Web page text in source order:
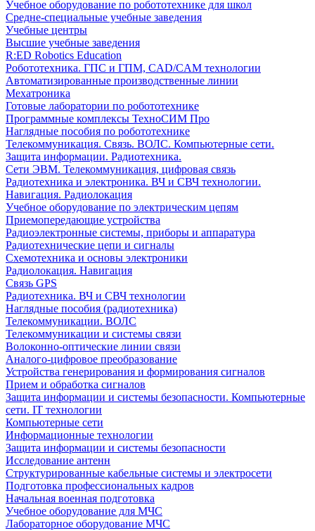
Учебное оборудование по робототехнике для школ
Средне-специальные учебные заведения
Учебные центры
Высшие учебные заведения
R:ED Robotics Education
Робототехника. ГПС и ГПМ, CAD/CAM технологии
Автоматизированные производственные линии
Мехатроника
Готовые лаборатории по робототехнике
Программные комплексы ТехноСИМ Про
Наглядные пособия по робототехнике
Телекоммуникация. Связь. ВОЛС. Компьютерные сети.
Защита информации. Радиотехника.
Сети ЭВМ. Телекоммуникация, цифровая связь
Радиотехника и электроника. ВЧ и СВЧ технологии.
Навигация. Радиолокация
Учебное оборудование по электрическим цепям
Приемопередающие устройства
Радиоэлектронные системы, приборы и аппаратура
Радиотехнические цепи и сигналы
Схемотехника и основы электроники
Радиолокация. Навигация
Связь GPS
Радиотехника. ВЧ и СВЧ технологии
Наглядные пособия (радиотехника)
Телекоммуникации. ВОЛС
Телекоммуникации и системы связи
Волоконно-оптические линии связи
Аналого-цифровое преобразование
Устройства генерирования и формирования сигналов
Прием и обработка сигналов
Защита информации и системы безопасности. Компьютерные
сети. IT технологии
Компьютерные сети
Информационные технологии
Защита информации и системы безопасности
Исследование антенн
Структурированные кабельные системы и электросети
Подготовка профессиональных кадров
Начальная военная подготовка
Учебное оборудование для МЧС
Лабораторное оборудование МЧС